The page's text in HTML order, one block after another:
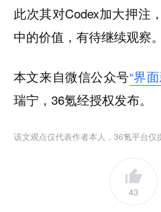
此次其对Codex加大押注
中的价值，有待继续观察。
本文来自微信公众号“界
瑞宁，36氪经授权发布。
该文观点仅代表作者本人，36氪平台仅
43